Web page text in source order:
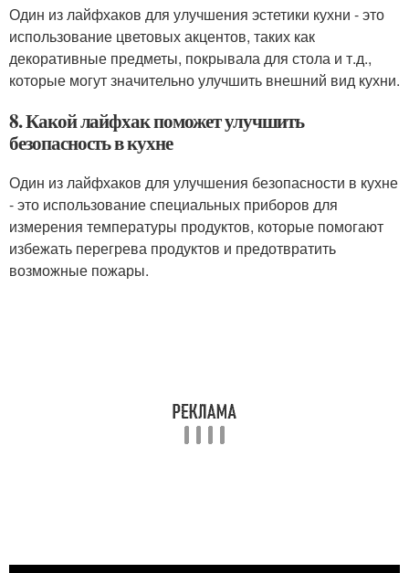
Один из лайфхаков для улучшения эстетики кухни - это
использование цветовых акцентов, таких как
декоративные предметы, покрывала для стола и т.д.,
которые могут значительно улучшить внешний вид кухни.
8. Какой лайфхак поможет улучшить
безопасность в кухне
Один из лайфхаков для улучшения безопасности в кухне
- это использование специальных приборов для
измерения температуры продуктов, которые помогают
избежать перегрева продуктов и предотвратить
возможные пожары.